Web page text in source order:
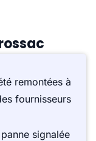
remontées à
fournisseurs
signalée